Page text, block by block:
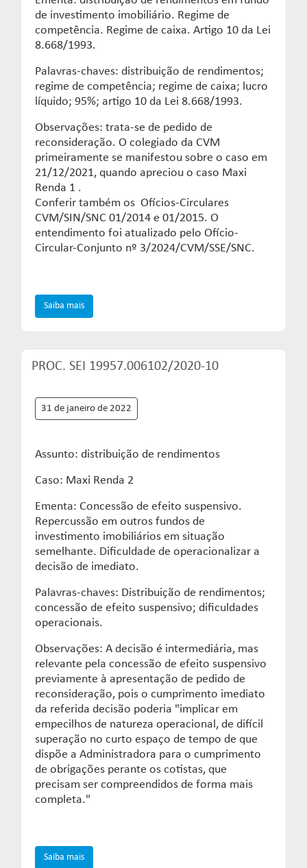
de investimento imobiliário. Regime de
competência. Regime de caixa. Artigo 10 da Lei
8.668/1993.
Palavras-chaves: distribuição de rendimentos;
regime de competência; regime de caixa; lucro
líquido; 95%; artigo 10 da Lei 8.668/1993.
Observações: trata-se de pedido de
reconsideração. O colegiado da CVM
primeiramente se manifestou sobre o caso em
21/12/2021, quando apreciou o caso Maxi
Renda 1 .
Conferir também os Ofícios-Circulares
CVM/SIN/SNC 01/2014 e 01/2015. O
entendimento foi atualizado pelo Ofício-
Circular-Conjunto nº 3/2024/CVM/SSE/SNC.
Saiba mais
PROC. SEI 19957.006102/2020-10
31 de janeiro de 2022
Assunto: distribuição de rendimentos
Caso: Maxi Renda 2
Ementa: Concessão de efeito suspensivo.
Repercussão em outros fundos de
investimento imobiliários em situação
semelhante. Dificuldade de operacionalizar a
decisão de imediato.
Palavras-chaves: Distribuição de rendimentos;
concessão de efeito suspensivo; dificuldades
operacionais.
Observações: A decisão é intermediária, mas
relevante pela concessão de efeito suspensivo
previamente à apresentação de pedido de
reconsideração, pois o cumprimento imediato
da referida decisão poderia "implicar em
empecilhos de natureza operacional, de difícil
superação no curto espaço de tempo de que
dispõe a Administradora para o cumprimento
de obrigações perante os cotistas, que
precisam ser compreendidos de forma mais
completa."
Saiba mais